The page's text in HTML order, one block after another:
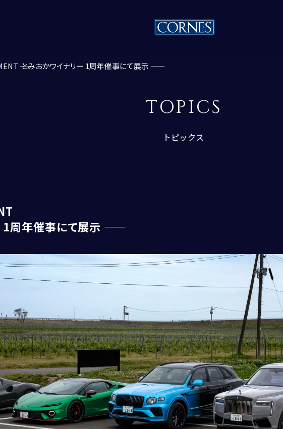
CORNES RACING
CONECO
CORNES RESERVE
1861
THE MAGARIGAWA CLUB
―― とみおかワイナリー 1周年催事にて展示 ――
TOPICS
トピックス
周年催事にて展示 ――